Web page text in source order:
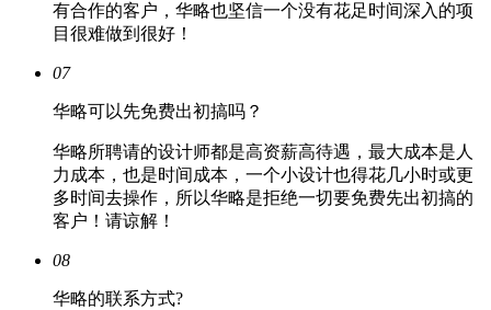
有合作的客户，华略也坚信一个没有花足时间深入的项
目很难做到很好！
07
华略可以先免费出初搞吗？
华略所聘请的设计师都是高资薪高待遇，最大成本是人
力成本，也是时间成本，一个小设计也得花几小时或更
多时间去操作，所以华略是拒绝一切要免费先出初搞的
客户！请谅解！
08
华略的联系方式?